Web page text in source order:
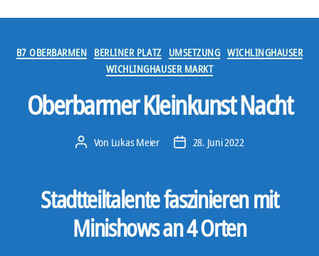
Kategorien
B7 OBERBARMEN BERLINER PLATZ UMSETZUNG WICHLINGHAUSER
WICHLINGHAUSER MARKT
Oberbarmer Kleinkunst Nacht
Beitragsautor
Von Lukas Meier Veröffentlichungsdatum
28. Juni 2022
Stadtteiltalente faszinieren mit
Minishows an 4 Orten